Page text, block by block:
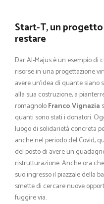
Start-T, un
restare
Dar Al-Majus è un esempio di
risorse in una progettazione
avere un’idea di quante
alla sua costruzione, a
romagnoloFranco Vignazia
quanti sono stati i donatori.
luogo di solidarietà concreta
anche nel periodo del Covid,
del posto di avere un
ristrutturazione. Anche ora
suo ingresso il piazzale della
smette di cercare nuove
fuggire via.